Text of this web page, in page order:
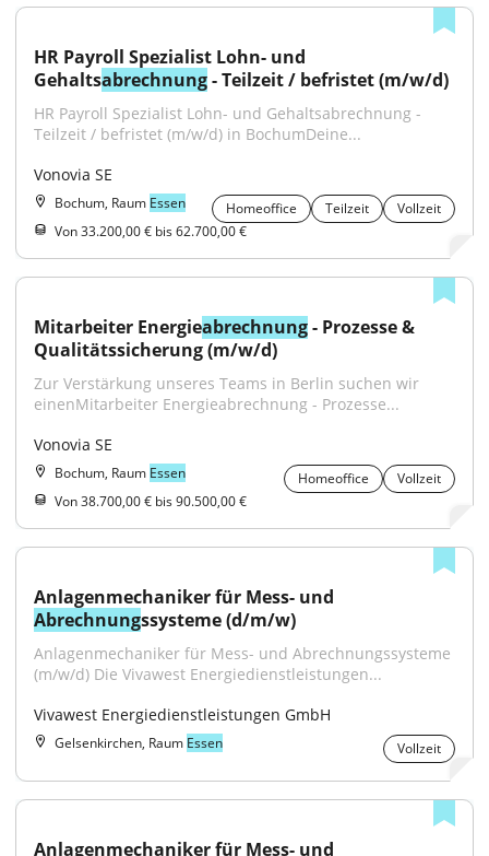
HR Payroll Spezialist Lohn- und
Gehaltsabrechnung - Teilzeit / befristet (m/w/d)
HR Payroll Spezialist Lohn- und Gehaltsabrechnung -
Teilzeit / befristet (m/w/d) in BochumDeine...
Vonovia SE
Bochum, Raum Essen Homeoffice Teilzeit
Vollzeit
Von 33.200,00 € bis 62.700,00 €
Mitarbeiter Energieabrechnung - Prozesse &
Qualitätssicherung (m/w/d)
Zur Verstärkung unseres Teams in Berlin suchen wir
einenMitarbeiter Energieabrechnung - Prozesse...
Vonovia SE
Bochum, Raum Essen Homeoffice
Vollzeit
Von 38.700,00 € bis 90.500,00 €
Abrechnungssysteme (d/m/w)
Anlagenmechaniker für Mess- und Abrechnungssysteme
(m/w/d) Die Vivawest Energiedienstleistungen...
Vivawest Energiedienstleistungen GmbH
Gelsenkirchen, Raum Essen Vollzeit